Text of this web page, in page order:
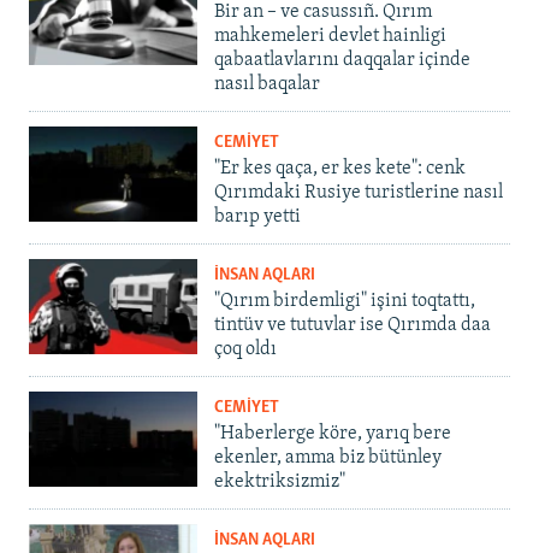
Bir an – ve casussıñ. Qırım
mahkemeleri devlet hainligi
qabaatlavlarını daqqalar içinde
nasıl baqalar
CEMİYET
"Er kes qaça, er kes kete": cenk
Qırımdaki Rusiye turistlerine nasıl
barıp yetti
İNSAN AQLARI
"Qırım birdemligi" işini toqtattı,
tintüv ve tutuvlar ise Qırımda daa
çoq oldı
CEMİYET
"Haberlerge köre, yarıq bere
ekenler, amma biz bütünley
ekektriksizmiz"
İNSAN AQLARI